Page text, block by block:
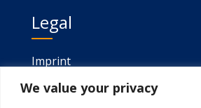
We value your privacy
Legal
Imprint
Privacy